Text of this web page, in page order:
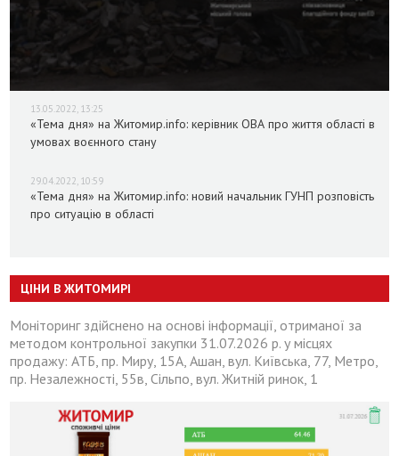
13.05.2022, 13:25
«Тема дня» на Житомир.info: керівник ОВА про життя області в
умовах воєнного стану
29.04.2022, 10:59
«Тема дня» на Житомир.info: новий начальник ГУНП розповість
про ситуацію в області
ЦІНИ В ЖИТОМИРІ
Моніторинг здійснено на основі інформації, отриманої за
методом контрольної закупки 31.07.2026 р. у місцях
продажу: АТБ, пр. Миру, 15А, Ашан, вул. Київська, 77, Метро,
пр. Незалежності, 55в, Сільпо, вул. Житній ринок, 1